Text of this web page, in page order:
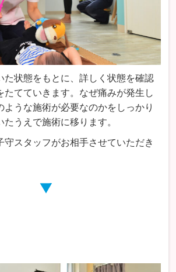
た状態をもとに、詳しく状態を確認
たてていきます。なぜ痛みが発生し
ような施術が必要なのかをしっかり
うえで施術に移ります。
守スタッフがお相手させていただき